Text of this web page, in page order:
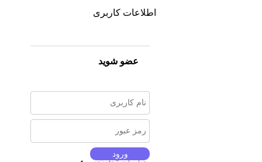
اطلاعات کاربری
عضو شوید